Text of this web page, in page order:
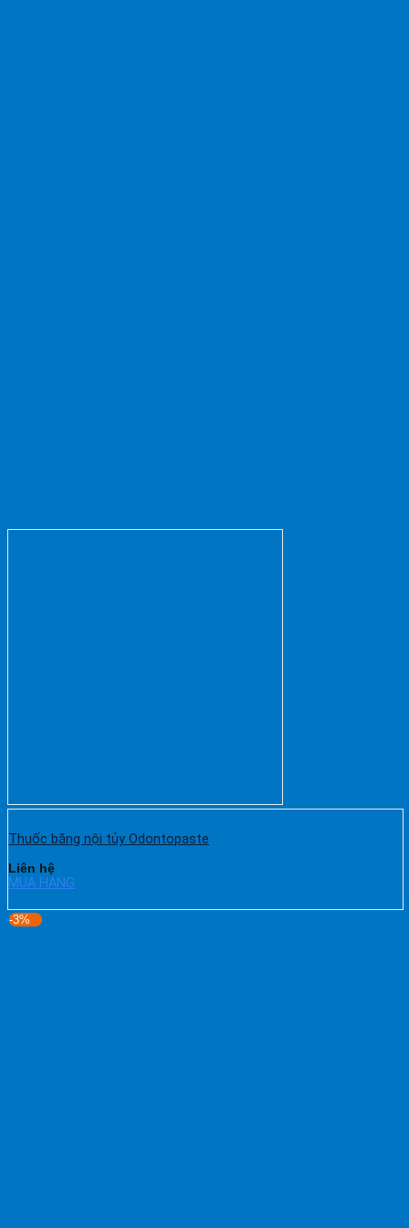
Thuốc băng nội tủy Odontopaste
Liên hệ
MUA HÀNG
-3%